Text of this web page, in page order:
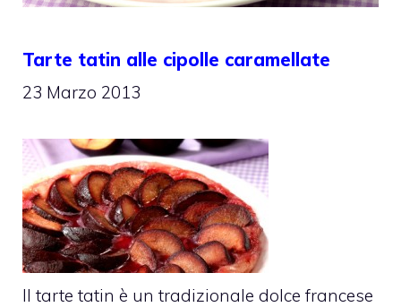
Tarte tatin alle cipolle caramellate
23 Marzo 2013
Il tarte tatin è un tradizionale dolce francese